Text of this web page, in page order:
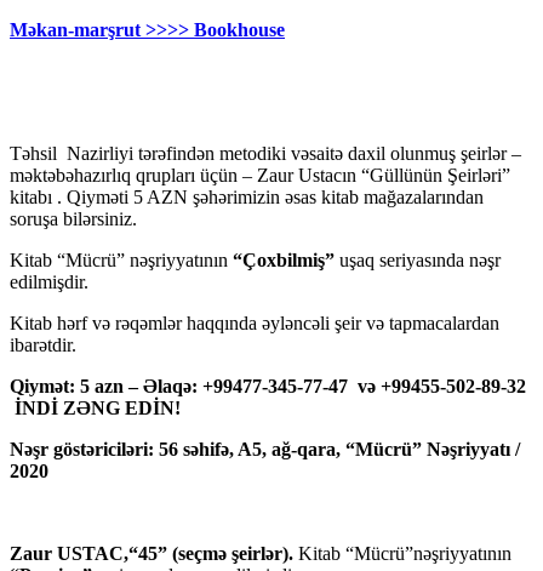
Məkan-marşrut >>>> Bookhouse
Təhsil Nazirliyi tərəfindən metodiki vəsaitə daxil olunmuş şeirlər –
məktəbəhazırlıq qrupları üçün – Zaur Ustacın “Güllünün Şeirləri”
kitabı . Qiyməti 5 AZN şəhərimizin əsas kitab mağazalarından
soruşa bilərsiniz.
Kitab “Mücrü” nəşriyyatının “Çoxbilmiş” uşaq seriyasında nəşr
edilmişdir.
Kitab hərf və rəqəmlər haqqında əyləncəli şeir və tapmacalardan
ibarətdir.
Qiymət: 5 azn – Əlaqə: +99477-345-77-47 və +99455-502-89-32
İNDİ ZƏNG EDİN!
Nəşr göstəriciləri: 56 səhifə, A5, ağ-qara, “Mücrü” Nəşriyyatı /
2020
Zaur USTAC,“45” (seçmə şeirlər). Kitab “Mücrü”nəşriyyatının